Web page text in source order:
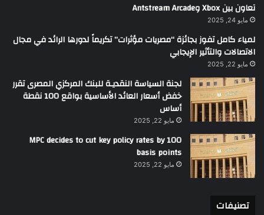
تعاون بين Xbox وAntstream Arcade
مايو 24, 2025
لمياء كامل تفوز بجائزة “مصريات مؤثرات” تكريماً لدورها الرائد في مجال
الاتصالات والتأثير الإيجابي
مايو 22, 2025
لجنة السياسة النقديـة للبنك المركزي المصرى تقرر
خفض أسعار العائد الأساسية بواقع 100 نقطة
أساس
مايو 22, 2025
MPC decides to cut key policy rates by 100
basis points
مايو 22, 2025
تصنيفات